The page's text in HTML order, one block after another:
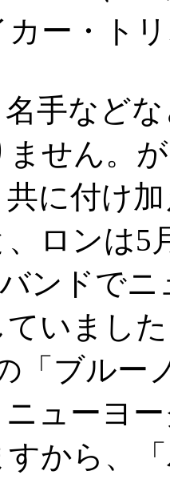
カー・ト
手など
せん。
に付け
ロンは5
ンドで
ていまし
「ブルー
ューヨ
から、